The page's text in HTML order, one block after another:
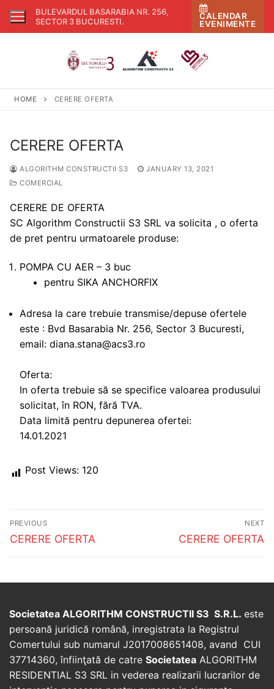
Skip
BULEVARDUL BASARABIA NR. 256,
SECTOR 3 BUCURESTI.
CALENDAR
EVENIMENTE
HOME CERERE OFERTA
CERERE OFERTA
ALGORITHM CONSTRUCTII S3
JANUARY 13, 2021
COMERCIAL
CERERE DE OFERTA
SC Algorithm Constructii S3 SRL va solicita , o oferta
de pret pentru urmatoarele produse:
POMPA CU AER – 3 buc
pentru SIKA ANCHORFIX
Adresa la care trebuie transmise/depuse ofertele
este : Bvd Basarabia Nr. 256, Sector 3 Bucuresti,
email: diana.stana@acs3.ro
Oferta:
In oferta trebuie să se specifice valoarea produsului
solicitat, în RON, fără TVA.
Data limită pentru depunerea ofertei:
14.01.2021
Post Views: 120
Post
navigation
PREVIOUS
Previous
CERERE OFERTA
NEXT
Next
CERERE OFERTA
Societatea ALGORITHM CONSTRUCTII S3 S.R.L. este
persoană juridică română, inregistrata la Registrul
Comertului sub numarul J2017008651408, avand CUI
37714360, înfiinţată de catre Societatea ALGORITHM
RESIDENTIAL S3 SRL in vederea realizarii lucrarilor de